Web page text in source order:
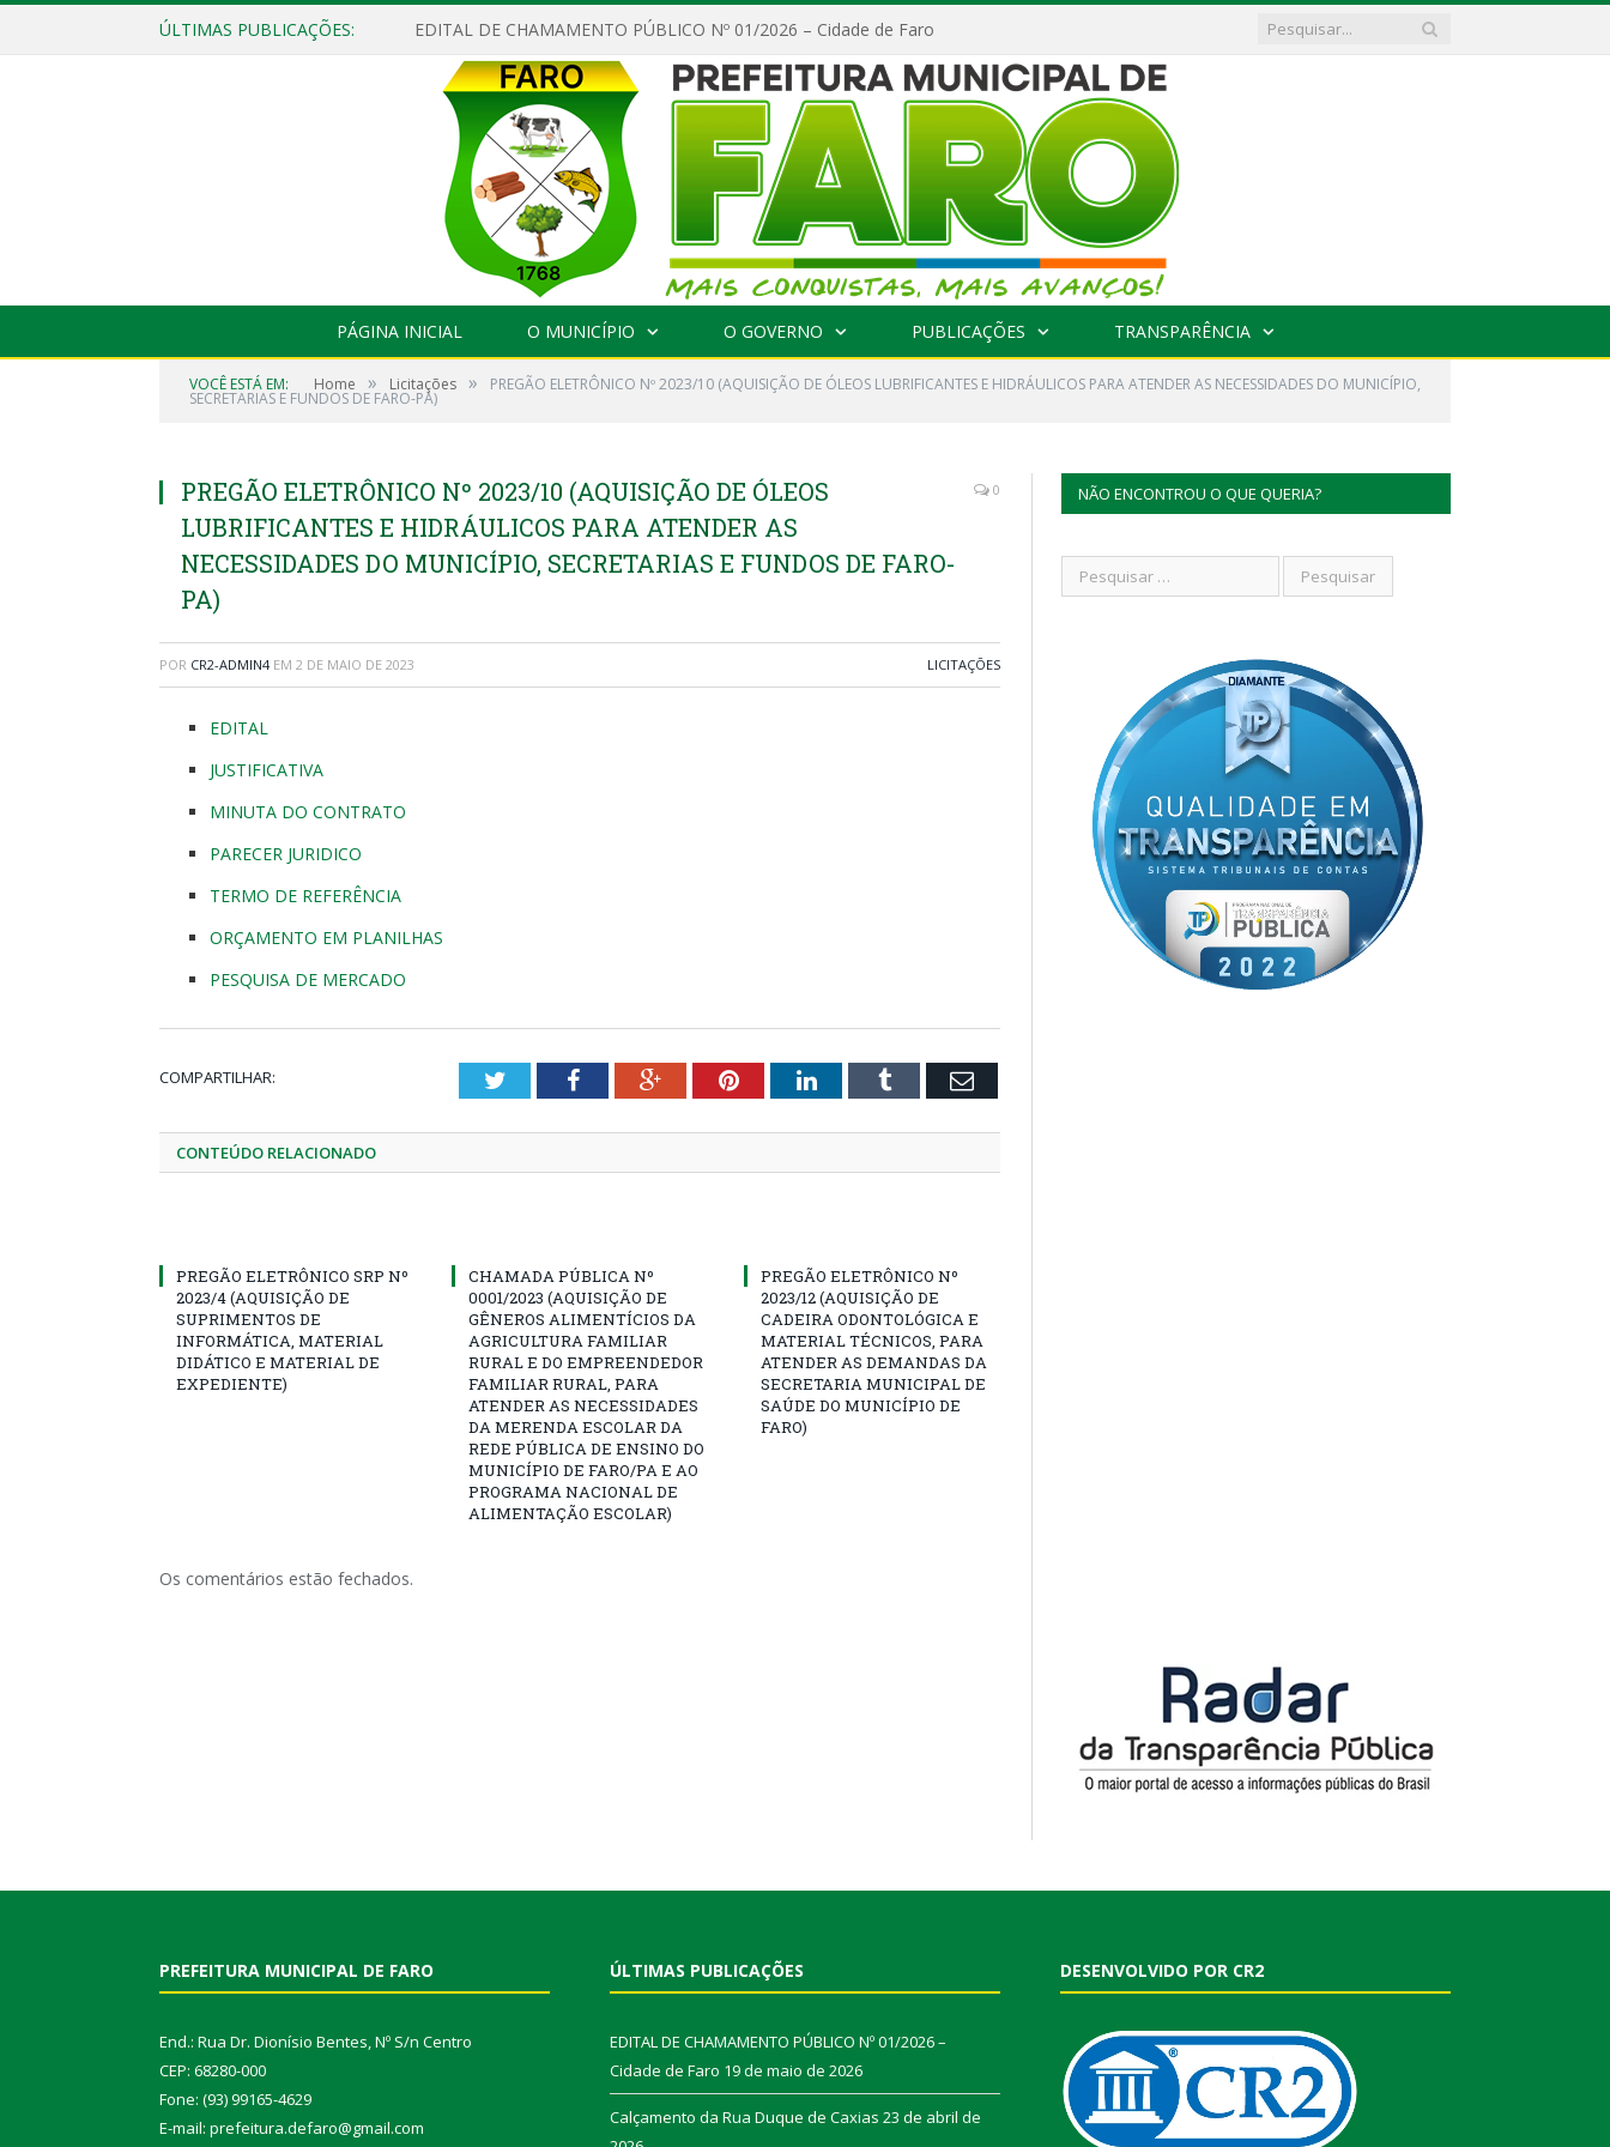
ÚLTIMAS PUBLICAÇÕES: EDITAL DE CHAMAMENTO PÚBLICO Nº 01/2026 – Cidade de Faro
PÁGINA INICIAL O MUNICÍPIO O GOVERNO PUBLICAÇÕES TRANSPARÊNCIA
VOCÊ ESTÁ EM: Home » Licitações » PREGÃO ELETRÔNICO Nº 2023/10 (AQUISIÇÃO DE ÓLEOS LUBRIFICANTES E HIDRÁULICOS PARA ATENDER AS NECESSIDADES DO MUNICÍPIO,
SECRETARIAS E FUNDOS DE FARO-PA)
PREGÃO ELETRÔNICO Nº 2023/10 (AQUISIÇÃO DE ÓLEOS
LUBRIFICANTES E HIDRÁULICOS PARA ATENDER AS
NECESSIDADES DO MUNICÍPIO, SECRETARIAS E FUNDOS DE FARO-
PA)
0
POR CR2-ADMIN4 EM 2 DE MAIO DE 2023 LICITAÇÕES
EDITAL
JUSTIFICATIVA
MINUTA DO CONTRATO
PARECER JURIDICO
TERMO DE REFERÊNCIA
ORÇAMENTO EM PLANILHAS
PESQUISA DE MERCADO
COMPARTILHAR: TwitterFacebookGoogle+PinterestLinkedInTumblr Email
CONTEÚDO RELACIONADO
PREGÃO ELETRÔNICO SRP Nº
2023/4 (AQUISIÇÃO DE
SUPRIMENTOS DE
INFORMÁTICA, MATERIAL
DIDÁTICO E MATERIAL DE
EXPEDIENTE)
CHAMADA PÚBLICA Nº
0001/2023 (AQUISIÇÃO DE
GÊNEROS ALIMENTÍCIOS DA
AGRICULTURA FAMILIAR
RURAL E DO EMPREENDEDOR
FAMILIAR RURAL, PARA
ATENDER AS NECESSIDADES
DA MERENDA ESCOLAR DA
REDE PÚBLICA DE ENSINO DO
MUNICÍPIO DE FARO/PA E AO
PROGRAMA NACIONAL DE
ALIMENTAÇÃO ESCOLAR)
PREGÃO ELETRÔNICO Nº
2023/12 (AQUISIÇÃO DE
CADEIRA ODONTOLÓGICA E
MATERIAL TÉCNICOS, PARA
ATENDER AS DEMANDAS DA
SECRETARIA MUNICIPAL DE
SAÚDE DO MUNICÍPIO DE
FARO)
Os comentários estão fechados.
NÃO ENCONTROU O QUE QUERIA?
PREFEITURA MUNICIPAL DE FARO
End.: Rua Dr. Dionísio Bentes, Nº S/n Centro
CEP: 68280-000
Fone: (93) 99165-4629
E-mail: prefeitura.defaro@gmail.com
ÚLTIMAS PUBLICAÇÕES
EDITAL DE CHAMAMENTO PÚBLICO Nº 01/2026 –
Cidade de Faro 19 de maio de 2026
Calçamento da Rua Duque de Caxias 23 de abril de
DESENVOLVIDO POR CR2